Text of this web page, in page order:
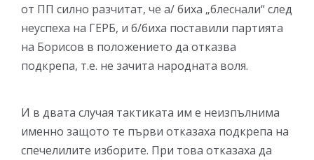
от ПП силно разчитат, че а/ биха „блеснали“ след
неуспеха на ГЕРБ, и б/биха поставили партията
на Борисов в положението да отказва
подкрепа, т.е. не зачита народната воля.
И в двата случая тактиката им е неизпълнима
именно защото те първи отказаха подкрепа на
спечелилите изборите. При това отказаха да